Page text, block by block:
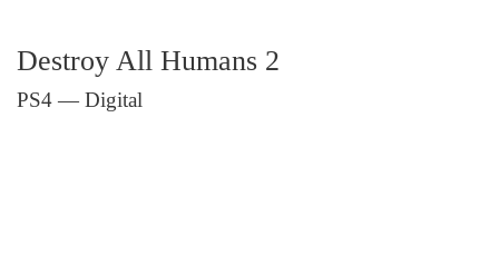
Destroy All Humans 2
PS4 — Digital